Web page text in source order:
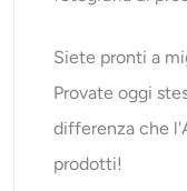
Siete pronti a
Provate oggi
differenza che
prodotti!